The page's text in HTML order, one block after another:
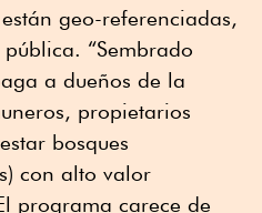
geo-referenciadas,
“Sembrado
a dueños de la
propietarios
bosques
con alto valor
programa carece de